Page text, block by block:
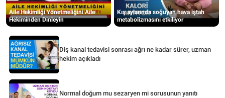
Aile Hekimliği Yönetmeliğini Aile
Hekiminden Dinleyin
Kış aylarında soğuyan hava iştah
metabolizmasını etkiliyor
Diş kanal tedavisi sonrası ağrı ne kadar sürer, uzman
hekim açıkladı
Normal doğum mu sezaryen mi sorusunun yanıtı